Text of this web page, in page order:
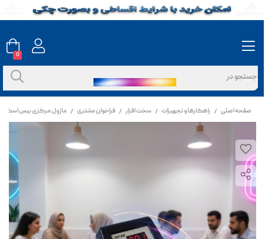
صفحه اصلی / راهکارها و تجهیزات / سخت افزار / فراخوان مشتری / ماژول مرکزی بیس اسکار
0